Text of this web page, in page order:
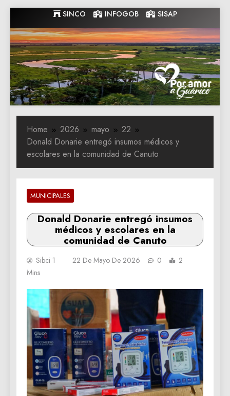
to
content
SINCO INFOGOB SISAP
Gobernacion
de Guarico
Gobernacion de Guarico
Home 2026 mayo
22
Donald Donarie entregó insumos médicos y
escolares en la comunidad de Canuto
MUNICIPALES
Donald Donarie entregó insumos
médicos y escolares en la
comunidad de Canuto
Sibci 1 22 De Mayo De 2026 0
2
Mins